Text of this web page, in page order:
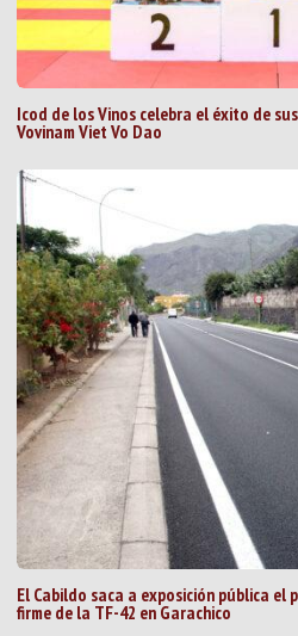
Icod de los Vinos celebra el éxito de
Vovinam Viet Vo Dao
El Cabildo saca a exposición pública
firme de la TF-42 en Garachico